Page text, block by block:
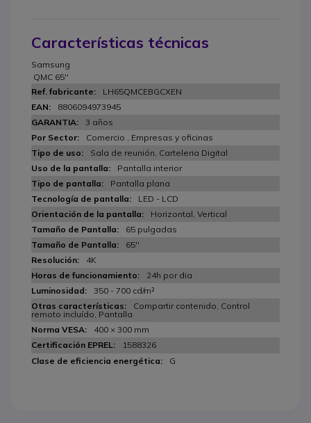
Características técnicas
Samsung
QMC 65''
LH65QMCEBGCXEN
8806094973945
3 años
Comercio , Empresas y oficinas
Sala de reunión, Carteleria Digital
Pantalla interior
Pantalla plana
LED - LCD
Horizontal, Vertical
65 pulgadas
65''
4K
24h por dia
350 - 700 cd/m²
Compartir contenido, Control
remoto incluído, Pantalla
400 × 300 mm
1588326
G